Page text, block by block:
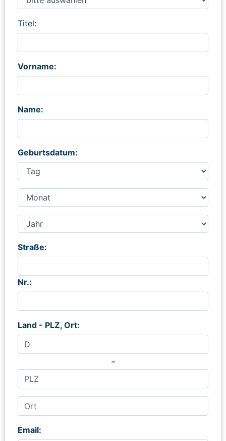
Titel:
Vorname:
Name:
Geburtsdatum:
Straße:
Nr.:
Land - PLZ, Ort:
-
Email: